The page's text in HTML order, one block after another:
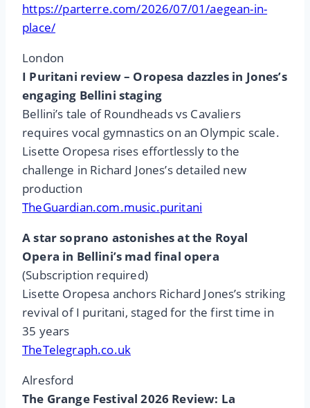
https://parterre.com/2026/07/01/aegean-in-
place/
London
I Puritani review – Oropesa dazzles in Jones’s
engaging Bellini staging
Bellini’s tale of Roundheads vs Cavaliers
requires vocal gymnastics on an Olympic scale.
Lisette Oropesa rises effortlessly to the
challenge in Richard Jones’s detailed new
production
TheGuardian.com.music.puritani
A star soprano astonishes at the Royal
Opera in Bellini’s mad final opera
(Subscription required)
Lisette Oropesa anchors Richard Jones’s striking
revival of I puritani, staged for the first time in
35 years
TheTelegraph.co.uk
Alresford
The Grange Festival 2026 Review: La